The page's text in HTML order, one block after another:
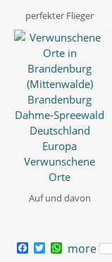
perfekter Flieger
Auf und davon
T W
more